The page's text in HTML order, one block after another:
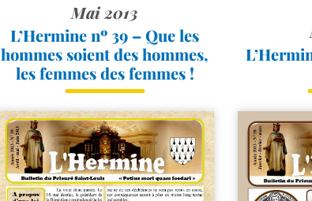
Mai 2013
L’Hermine nº 39 – Que les
hommes soient des hommes,
les femmes des femmes !